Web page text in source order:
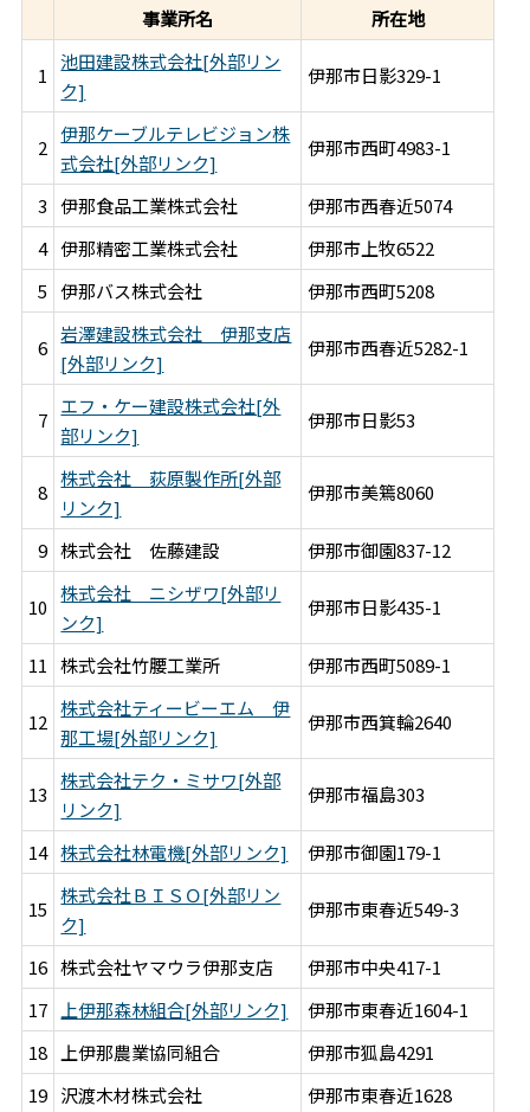
事業所名
所在地
1
池田建設株式会社[外部リン
ク]
伊那市日影329-1
2
伊那ケーブルテレビジョン株
式会社[外部リンク]
伊那市西町4983-1
3 伊那食品工業株式会社
伊那市西春近5074
4 伊那精密工業株式会社
伊那市上牧6522
5 伊那バス株式会社 伊那市西町5208
6
岩澤建設株式会社 伊那支店
[外部リンク]
伊那市西春近5282-1
7
エフ・ケー建設株式会社[外
部リンク]
伊那市日影53
8
株式会社 荻原製作所[外部
リンク]
伊那市美篶8060
9 株式会社 佐藤建設 伊那市御園837-12
10
株式会社 ニシザワ[外部リ
ンク]
伊那市日影435-1
11 株式会社竹腰工業所 伊那市西町5089-1
12
株式会社ティービーエム 伊
那工場[外部リンク]
伊那市西箕輪2640
13
株式会社テク・ミサワ[外部
リンク]
伊那市福島303
14 株式会社林電機[外部リンク] 伊那市御園179-1
15
株式会社ＢＩＳＯ[外部リン
ク]
伊那市東春近549-3
16 株式会社ヤマウラ伊那支店
伊那市中央417-1
17 上伊那森林組合[外部リンク]
伊那市東春近1604-1
18 上伊那農業協同組合
伊那市狐島4291
19 沢渡木材株式会社 伊那市東春近1628